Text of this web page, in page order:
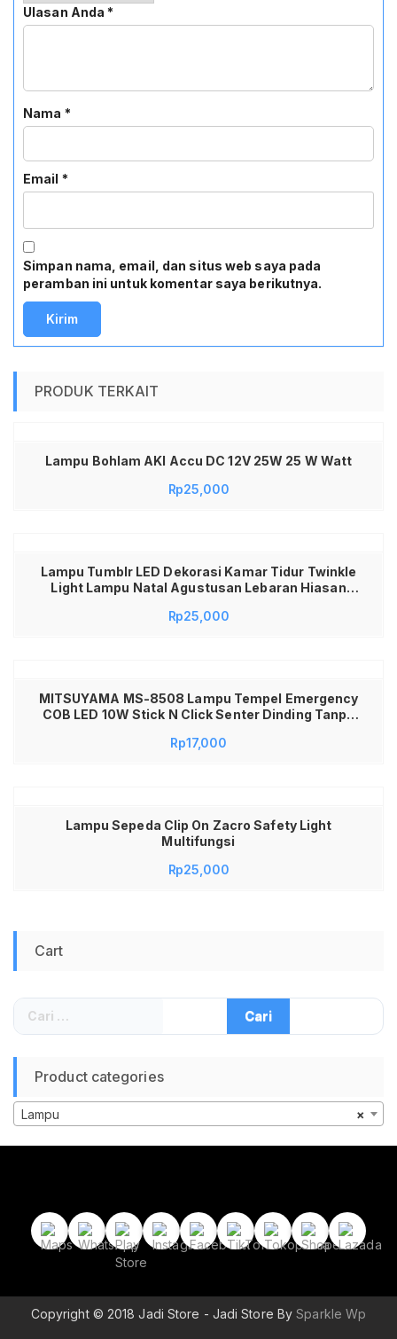
Ulasan Anda*
Nama *
Email *
Simpan nama, email, dan situs web saya pada
peramban ini untuk komentar saya berikutnya.
PRODUK TERKAIT
Lampu Bohlam AKI Accu DC 12V 25W 25 W Watt
Rp25,000
Lampu Tumblr LED Dekorasi Kamar Tidur Twinkle
Light Lampu Natal Agustusan Lebaran Hiasan
Rainbow Kabel Lentur 10 Meter Awet Hemat
Rp25,000
MITSUYAMA MS-8508 Lampu Tempel Emergency
COB LED 10W Stick N Click Senter Dinding Tanpa
Dapur Bagasi Mobil Gudang Wastafel Praktis
Rp17,000
Lampu Sepeda Clip On Zacro Safety Light
Multifungsi
Rp25,000
Cart
Cari
untuk:
Product categories
×
Lampu
Copyright © 2018 Jadi Store - Jadi Store BySparkle Wp